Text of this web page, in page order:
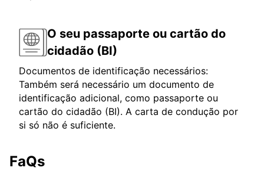
O seu passaporte ou cartão do
cidadão (BI)
Documentos de identificação necessários:
Também será necessário um documento de
identificação adicional, como passaporte ou
cartão do cidadão (BI). A carta de condução por
si só não é suficiente.
FaQs